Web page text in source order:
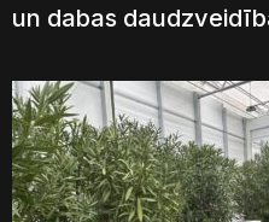
un dabas